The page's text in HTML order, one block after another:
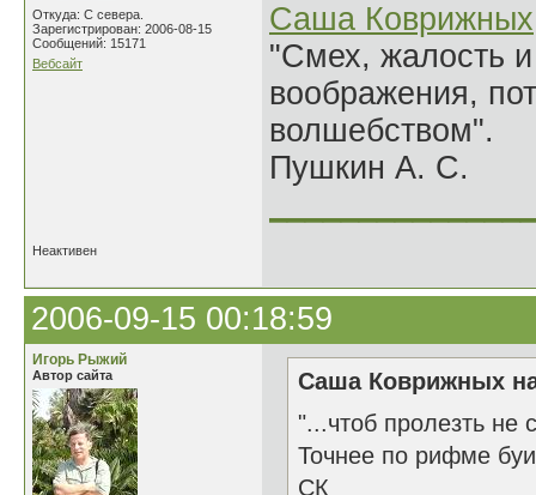
Откуда: С севера.
Зарегистрирован: 2006-08-15
Сообщений: 15171
Вебсайт
Саша Коврижных
"Смех, жалость
воображения,
волшебством".
Пушкин А. С.
Неактивен
2006-09-15 00:18:59
Игорь Рыжий
Автор сайта
Саша Коврижных
"...чтоб пролезть не
Точнее по рифме
СК